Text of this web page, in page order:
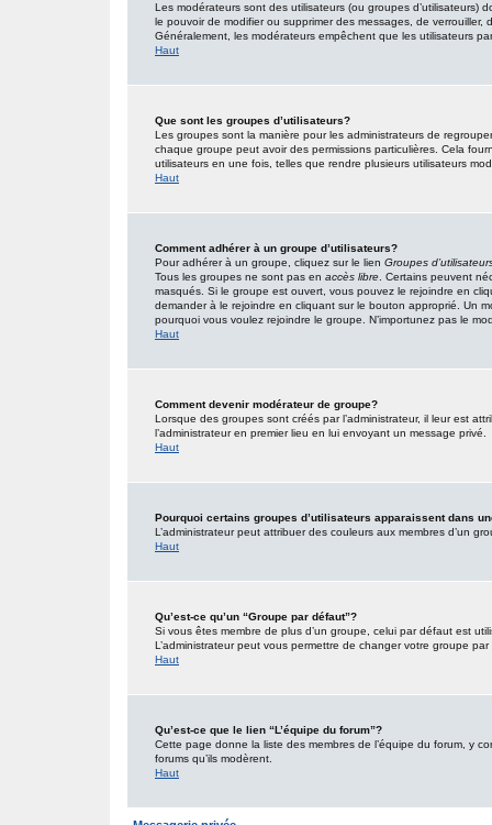
Les modérateurs sont des utilisateurs (ou groupes d’utilisateurs)
le pouvoir de modifier ou supprimer des messages, de verrouiller,
Généralement, les modérateurs empêchent que les utilisateurs
Haut
Que sont les groupes d’utilisateurs?
Les groupes sont la manière pour les administrateurs de
chaque groupe peut avoir des permissions particulières. Cela
utilisateurs en une fois, telles que rendre plusieurs utilisateurs
Haut
Comment adhérer à un groupe d’utilisateurs?
Pour adhérer à un groupe, cliquez sur le lien Groupes
Tous les groupes ne sont pas en accès libre . Certains peuvent
masqués. Si le groupe est ouvert, vous pouvez le rejoindre en
demander à le rejoindre en cliquant sur le bouton approprié. Un
pourquoi vous voulez rejoindre le groupe. N’importunez pas le
Haut
Comment devenir modérateur de groupe?
Lorsque des groupes sont créés par l’administrateur, il leur est
l’administrateur en premier lieu en lui envoyant un message privé.
Haut
Pourquoi certains groupes d’utilisateurs apparaissent dans
L’administrateur peut attribuer des couleurs aux membres d’un
Haut
Qu’est-ce qu’un “Groupe par défaut”?
Si vous êtes membre de plus d’un groupe, celui par défaut est
L’administrateur peut vous permettre de changer votre groupe
Haut
Qu’est-ce que le lien “L’équipe du forum”?
Cette page donne la liste des membres de l’équipe du forum, y
forums qu’ils modèrent.
Haut